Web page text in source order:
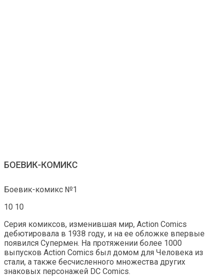
БОЕВИК-КОМИКС
Боевик-комикс №1
10 10
Серия комиксов, изменившая мир, Action Comics
дебютировала в 1938 году, и на ее обложке впервые
появился Супермен. На протяжении более 1000
выпусков Action Comics был домом для Человека из
стали, а также бесчисленного множества других
знаковых персонажей DC Comics.